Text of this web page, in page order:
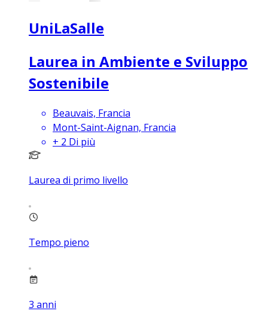
UniLaSalle
Laurea in Ambiente e Sviluppo
Sostenibile
Beauvais, Francia
Mont-Saint-Aignan, Francia
+ 2 Di più
Laurea di primo livello
Tempo pieno
3 anni